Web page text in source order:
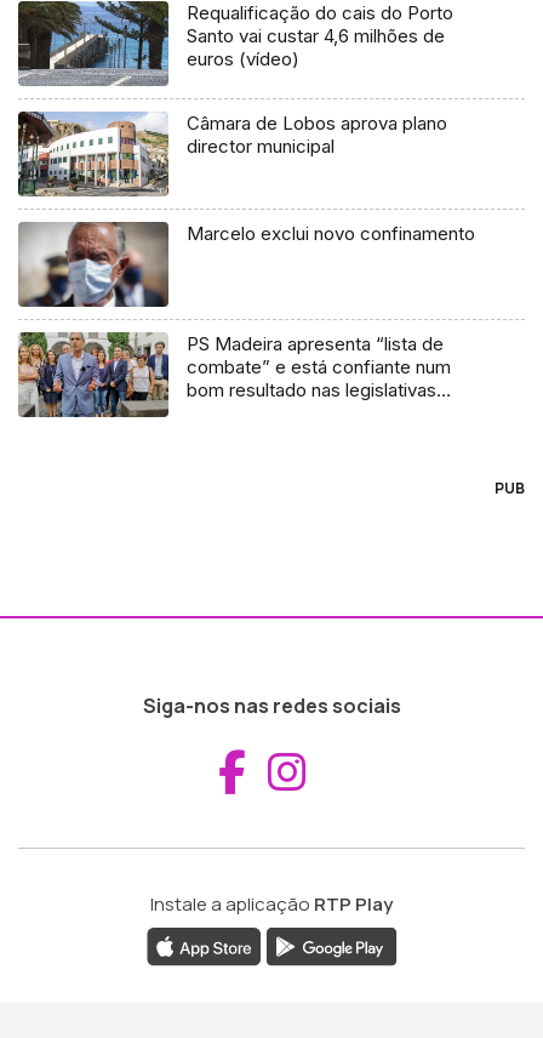
Requalificação do cais do Porto
Santo vai custar 4,6 milhões de
euros (vídeo)
Câmara de Lobos aprova plano
director municipal
Marcelo exclui novo confinamento
PS Madeira apresenta “lista de
combate” e está confiante num
bom resultado nas legislativas
PUB
Siga-nos nas redes sociais
Aceder ao
Instale a aplicação RTP Play